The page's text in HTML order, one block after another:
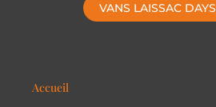
VANS LAISSAC DAYS
Accueil